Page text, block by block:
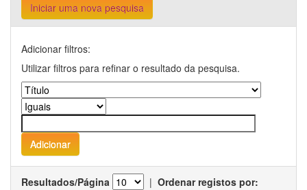
Iniciar uma nova pesquisa
Adicionar filtros:
Utilizar filtros para refinar o resultado da pesquisa.
Resultados/Página | Ordenar registos por: